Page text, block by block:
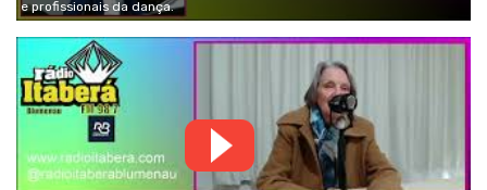
e profissionais da dança.